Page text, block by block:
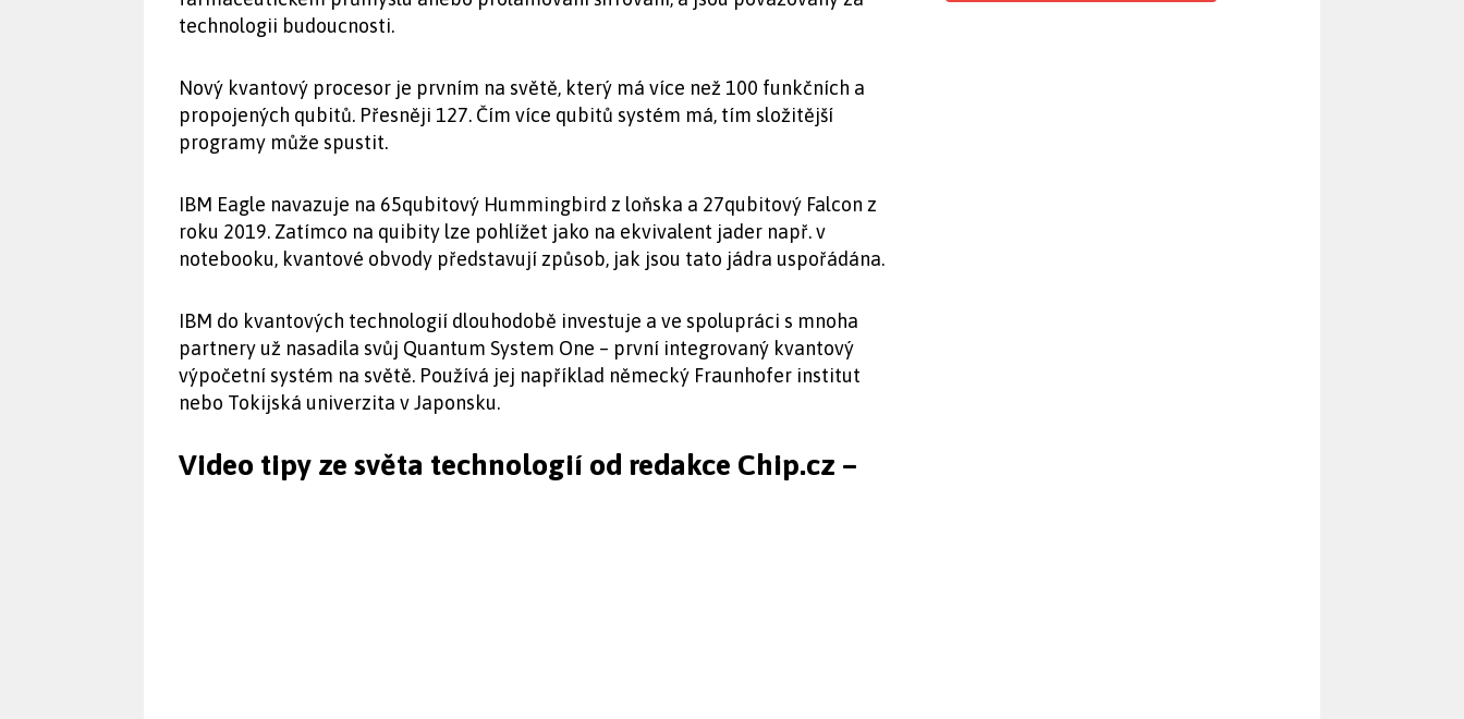
technologii budoucnosti.
Nový kvantový procesor je prvním na světě, který má více než 100 funkčních a
propojených qubitů. Přesněji 127. Čím více qubitů systém má, tím složitější
programy může spustit.
IBM Eagle navazuje na 65qubitový Hummingbird z loňska a 27qubitový Falcon z
roku 2019. Zatímco na quibity lze pohlížet jako na ekvivalent jader např. v
notebooku, kvantové obvody představují způsob, jak jsou tato jádra uspořádána.
IBM do kvantových technologií dlouhodobě investuje a ve spolupráci s mnoha
partnery už nasadila svůj Quantum System One – první integrovaný kvantový
výpočetní systém na světě. Používá jej například německý Fraunhofer institut
nebo Tokijská univerzita v Japonsku.
Video tipy ze světa technologií od redakce Chip.cz –